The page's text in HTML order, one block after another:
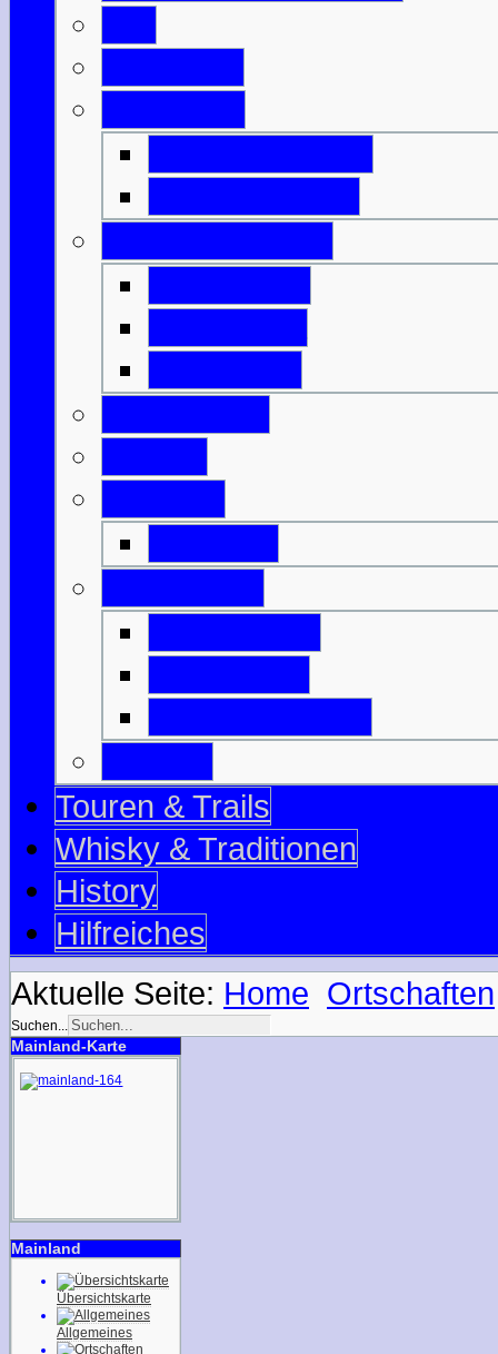
Touren & Trails
Whisky & Traditionen
History
Hilfreiches
Aktuelle Seite: Home Ortschaften
Suchen...
Mainland-Karte
Mainland
Übersichtskarte
Allgemeines